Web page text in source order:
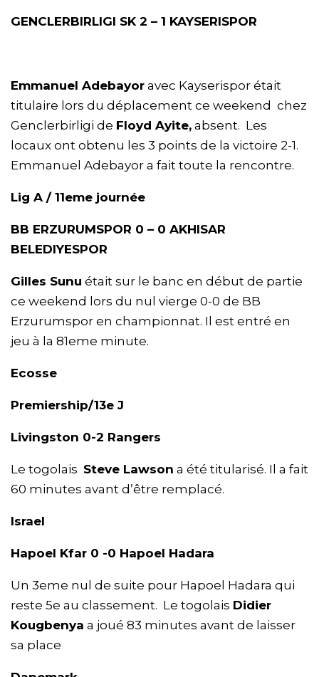
GENCLERBIRLIGI SK 2 – 1 KAYSERISPOR
Emmanuel Adebayor avec Kayserispor était
titulaire lors du déplacement ce weekend chez
Genclerbirligi de Floyd Ayite, absent. Les
locaux ont obtenu les 3 points de la victoire 2-1.
Emmanuel Adebayor a fait toute la rencontre.
Lig A / 11eme journée
BB ERZURUMSPOR 0 – 0 AKHISAR
BELEDIYESPOR
Gilles Sunu était sur le banc en début de partie
ce weekend lors du nul vierge 0-0 de BB
Erzurumspor en championnat. Il est entré en
jeu à la 81eme minute.
Ecosse
Premiership/13e J
Livingston 0-2 Rangers
Le togolais Steve Lawson a été titularisé. Il a fait
60 minutes avant d’être remplacé.
Israel
Hapoel Kfar 0 -0 Hapoel Hadara
Un 3eme nul de suite pour Hapoel Hadara qui
reste 5e au classement. Le togolais Didier
Kougbenya a joué 83 minutes avant de laisser
sa place